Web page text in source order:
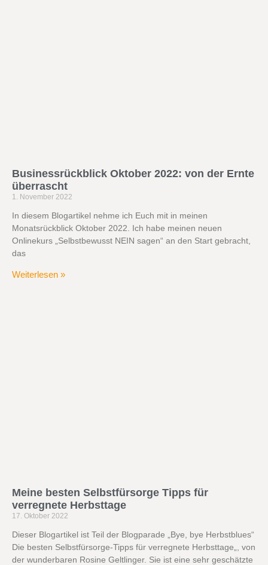
Businessrückblick Oktober 2022: von der Ernte
überrascht
1. November 2022
In diesem Blogartikel nehme ich Euch mit in meinen
Monatsrückblick Oktober 2022. Ich habe meinen neuen
Onlinekurs „Selbstbewusst NEIN sagen“ an den Start gebracht,
das
Weiterlesen »
Meine besten Selbstfürsorge Tipps für
verregnete Herbsttage
17. Oktober 2022
Dieser Blogartikel ist Teil der Blogparade „Bye, bye Herbstblues“
Die besten Selbstfürsorge-Tipps für verregnete Herbsttage„, von
der wunderbaren Rosine Geltlinger. Sie ist eine sehr geschätzte